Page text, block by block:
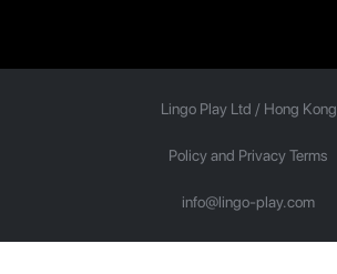
Lingo Play Ltd / Hong Kong
Policy and Privacy Terms
info@lingo-play.com